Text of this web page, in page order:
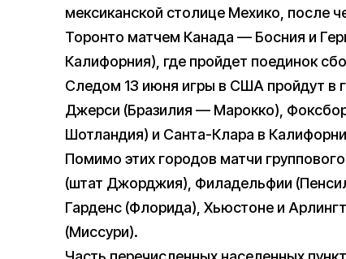
мексиканской столице Мехико, после
Торонто матчем Канада — Босния и
Калифорния), где пройдет поединок
Следом 13 июня игры в США пройдут в
Джерси (Бразилия — Марокко),
Шотландия) и Санта-Клара в
Помимо этих городов матчи
(штат Джорджия), Филадельфии
Гарденс (Флорида), Хьюстоне и
(Миссури).